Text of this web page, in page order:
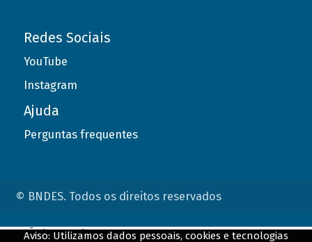
Redes Sociais
YouTube
Instagram
Ajuda
Perguntas frequentes
© BNDES. Todos os direitos reservados
Aviso: Utilizamos dados pessoais, cookies e tecnologias
ConteÃºdo complementar